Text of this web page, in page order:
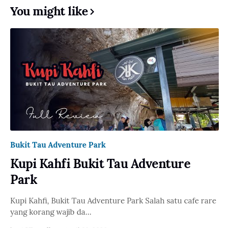
You might like
Bukit Tau Adventure Park
Kupi Kahfi Bukit Tau Adventure
Park
Kupi Kahfi, Bukit Tau Adventure Park Salah satu cafe rare
yang korang wajib da…